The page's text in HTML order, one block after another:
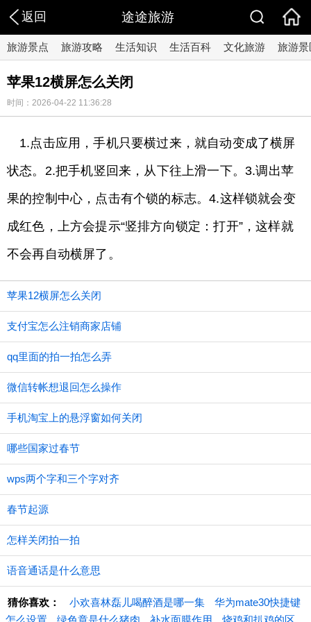
返回 途途旅游
旅游景点 旅游攻略 生活知识 生活百科 文化旅游 旅游景
苹果12横屏怎么关闭
时间：2026-04-22 11:36:28
1.点击应用，手机只要横过来，就自动变成了横屏
状态。2.把手机竖回来，从下往上滑一下。3.调出苹
果的控制中心，点击有个锁的标志。4.这样锁就会变
成红色，上方会提示“竖排方向锁定：打开”，这样就
不会再自动横屏了。
苹果12横屏怎么关闭
支付宝怎么注销商家店铺
qq里面的拍一拍怎么弄
微信转帐想退回怎么操作
手机淘宝上的悬浮窗如何关闭
哪些国家过春节
wps两个字和三个字对齐
春节起源
怎样关闭拍一拍
语音通话是什么意思
猜你喜欢： 小欢喜林磊儿喝醉酒是哪一集
华为mate30快捷键
怎么设置
绿色章是什么猪肉 补水面膜作用 烧鸡和扒鸡的区